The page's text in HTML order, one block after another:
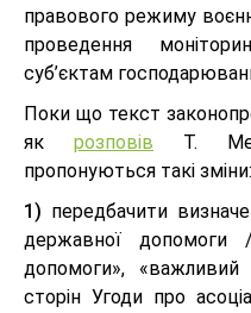
правового режиму
проведення
суб’єктам
Поки що текст
як розповів Т.
пропонуються такі зміни:
1) передбачити
державної допомоги
допомоги», «важливий
сторін Угоди про